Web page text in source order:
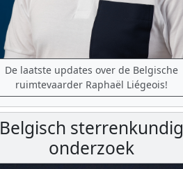
De laatste updates over de Belgische
ruimtevaarder Raphaël Liégeois!
Belgisch sterrenkundig
onderzoek